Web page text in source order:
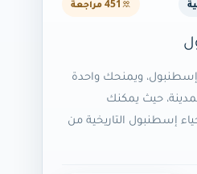
451 مراجعة
ويمنحك واحدة
حيث يمكنك
إسطنبول التاريخية من